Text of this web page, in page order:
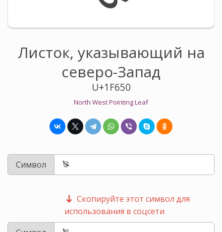
Листок, указывающий на
северо-Запад
U+1F650
North West Pointing Leaf
Символ
Скопируйте этот символ для
использования в соцсети